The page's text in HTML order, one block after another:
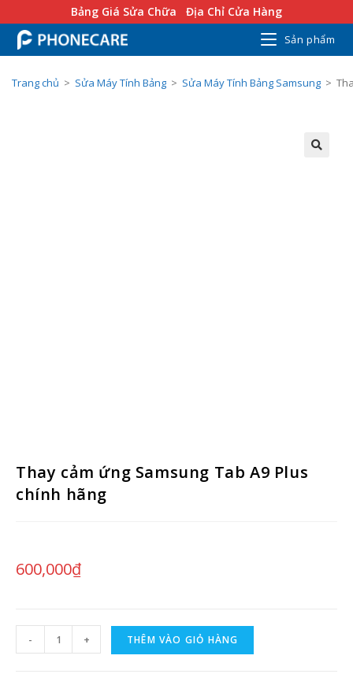
Bảng Giá Sửa Chữa Địa Chỉ Cửa Hàng
Sản phẩm
Trang chủ > Sửa Máy Tính Bảng > Sửa Máy Tính Bảng Samsung >
Thay cảm ứng Samsung Tab A9 Plus
chính hãng
600,000₫
- + THÊM VÀO GIỎ HÀNG